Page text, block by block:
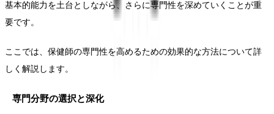
基本的能力を土台としながら、さらに専門性を深めていくことが重
要です。
ここでは、保健師の専門性を高めるための効果的な方法について詳
しく解説します。
専門分野の選択と深化